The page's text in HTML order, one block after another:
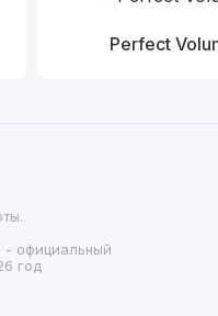
Perfect
- официальный
год